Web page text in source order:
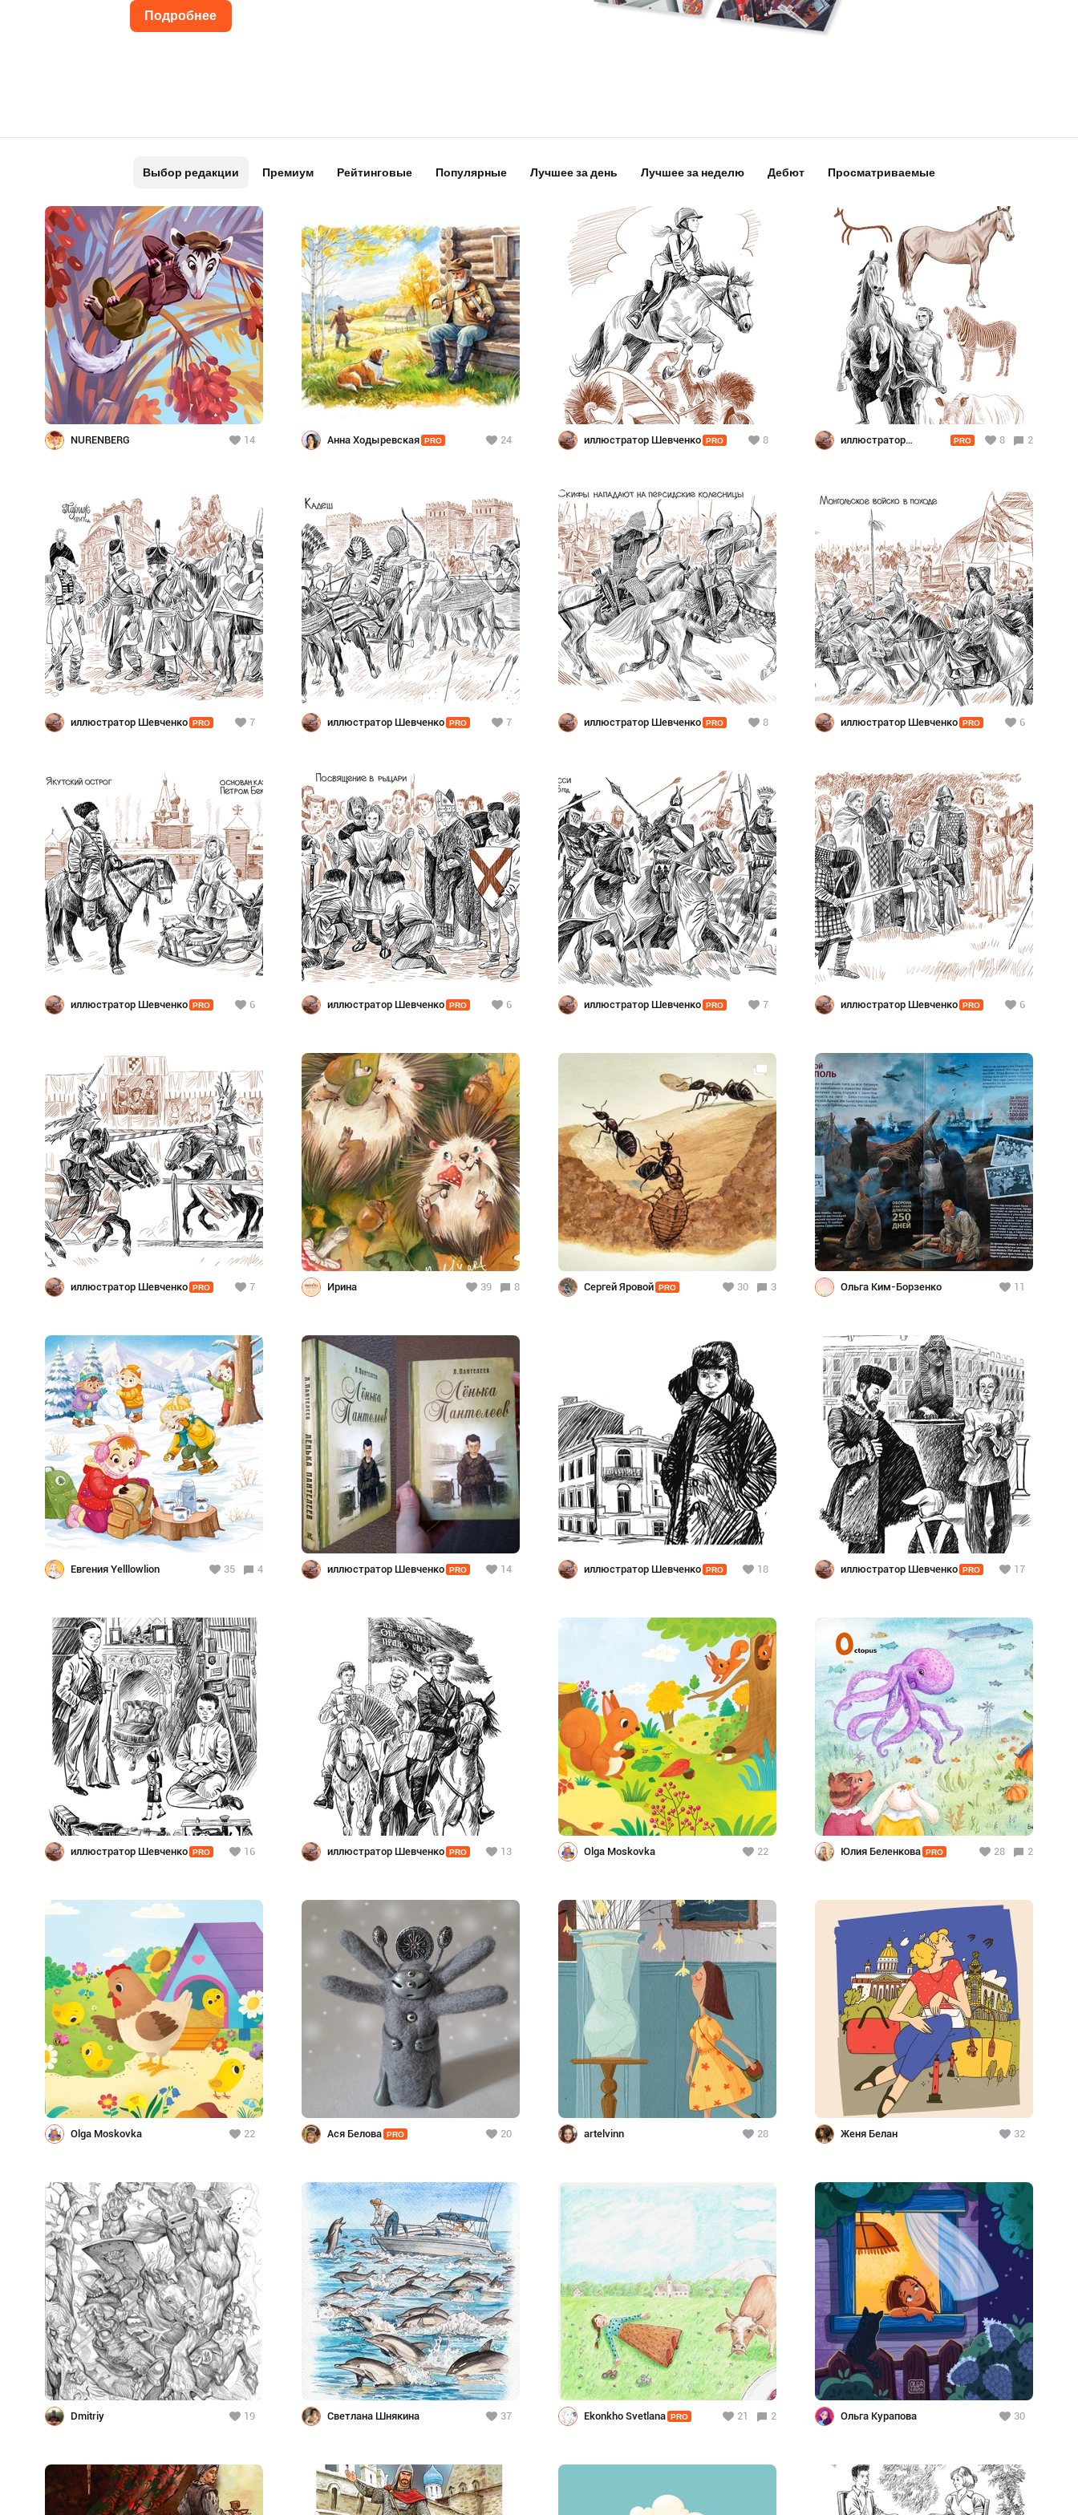
Подробнее
Выбор редакции Премиум Рейтинговые Популярные Лучшее за день Лучшее за неделю Дебют Просматриваемые
NURENBERG 14 Анна Ходыревская PRO 24 иллюстратор Шевченко PRO 8
иллюстратор
PRO 8 2
иллюстратор Шевченко PRO 7 иллюстратор Шевченко PRO 7 иллюстратор Шевченко PRO 8 иллюстратор Шевченко PRO 6
иллюстратор Шевченко PRO 6 иллюстратор Шевченко PRO 6 иллюстратор Шевченко PRO 7 иллюстратор Шевченко PRO 6
иллюстратор Шевченко PRO 7 Ирина 39 8 Сергей Яровой PRO 30 3 Ольга Ким-Борзенко 11
Евгения Yelllowlion 35 4 иллюстратор Шевченко PRO 14 иллюстратор Шевченко PRO 18 иллюстратор Шевченко PRO 17
иллюстратор Шевченко PRO 16 иллюстратор Шевченко PRO 13 Olga Moskovka 22 Юлия Беленкова PRO 28 2
Olga Moskovka 22 Ася Белова PRO 20 artelvinn 28 Женя Белан 32
Dmitriy 19 Светлана Шнякина 37 Ekonkho Svetlana PRO 21 2 Ольга Курапова 30